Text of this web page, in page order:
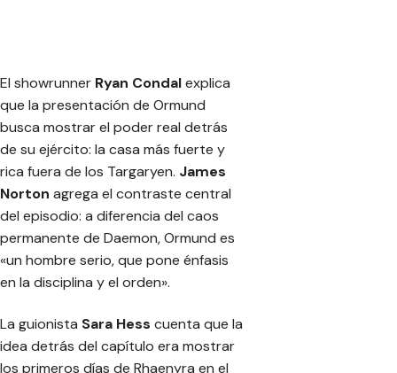
El showrunner Ryan Condalexplica
que la presentación de Ormund
busca mostrar el poder real detrás
de su ejército: la casa más fuerte y
rica fuera de los Targaryen. James
Norton agrega el contraste central
del episodio: a diferencia del caos
permanente de Daemon, Ormund es
«un hombre serio, que pone énfasis
en la disciplina y el orden».
La guionista Sara Hess cuenta que la
idea detrás del capítulo era mostrar
los primeros días de Rhaenyra en el